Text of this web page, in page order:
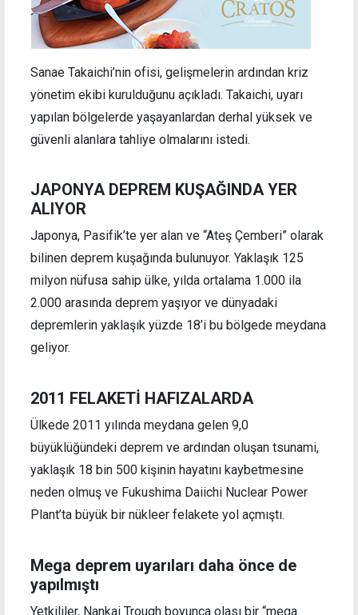
Sanae Takaichi’nin ofisi, gelişmelerin ardından kriz
yönetim ekibi kurulduğunu açıkladı. Takaichi, uyarı
yapılan bölgelerde yaşayanlardan derhal yüksek ve
güvenli alanlara tahliye olmalarını istedi.
JAPONYA DEPREM KUŞAĞINDA YER
ALIYOR
Japonya, Pasifik’te yer alan ve “Ateş Çemberi” olarak
bilinen deprem kuşağında bulunuyor. Yaklaşık 125
milyon nüfusa sahip ülke, yılda ortalama 1.000 ila
2.000 arasında deprem yaşıyor ve dünyadaki
depremlerin yaklaşık yüzde 18’i bu bölgede meydana
geliyor.
2011 FELAKETİ HAFIZALARDA
Ülkede 2011 yılında meydana gelen 9,0
büyüklüğündeki deprem ve ardından oluşan tsunami,
yaklaşık 18 bin 500 kişinin hayatını kaybetmesine
neden olmuş ve Fukushima Daiichi Nuclear Power
Plant’ta büyük bir nükleer felakete yol açmıştı.
Mega deprem uyarıları daha önce de
yapılmıştı
Yetkililer, Nankai Trough boyunca olası bir “mega